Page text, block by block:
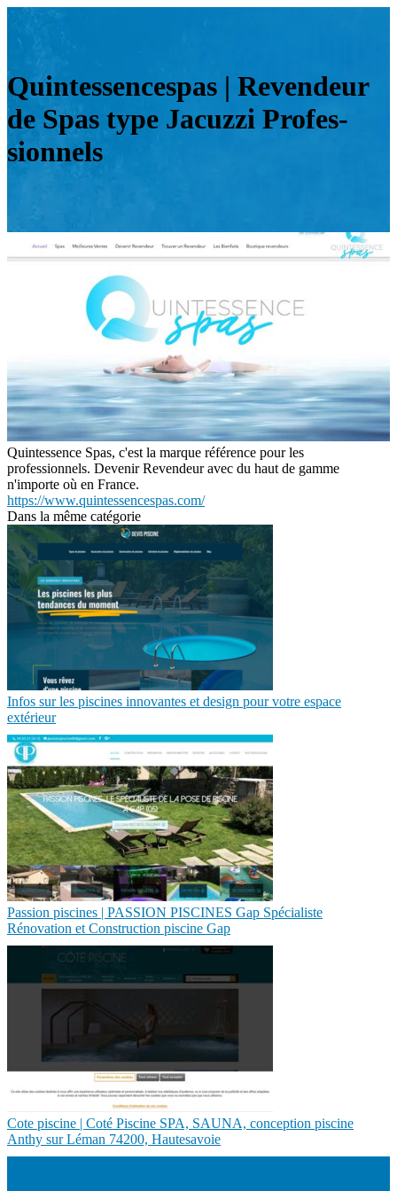
Quin­tessences­pas | Revendeur
de Spas type Jacuzzi Profes­
sion­nels
Quintessence Spas, c'est la marque référence pour les
professionnels. Devenir Revendeur avec du haut de gamme
n'importe où en France.
https://www.quintessencespas.com/
Dans la même catégorie
Infos sur les piscines innovantes et design pour votre espace
extérieur
Passion piscines | PASSION PISCINES Gap Spécialiste
Rénovation et Construction piscine Gap
Cote piscine | Coté Piscine SPA, SAUNA, conception piscine
Anthy sur Léman 74200, Hautesavoie